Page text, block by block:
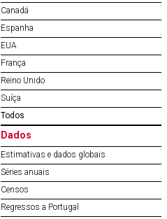
Canadá
Espanha
EUA
França
Reino Unido
Suíça
Todos
Dados
Estimativas e dados globais
Séries anuais
Censos
Regressos a Portugal